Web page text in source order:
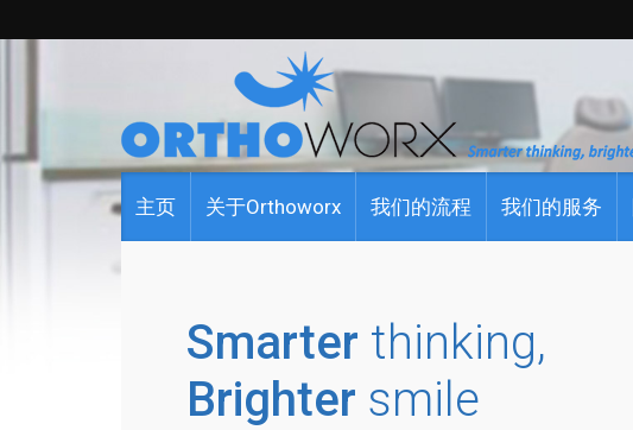
主页 关于Orthoworx 我们的流程 我们的服务
Smarter thinking,
Brighter smile